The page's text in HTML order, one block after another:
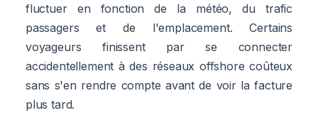
fluctuer en fonction de la météo, du trafic
passagers et de l'emplacement. Certains
voyageurs finissent par se connecter
accidentellement à des réseaux offshore coûteux
sans s'en rendre compte avant de voir la facture
plus tard.